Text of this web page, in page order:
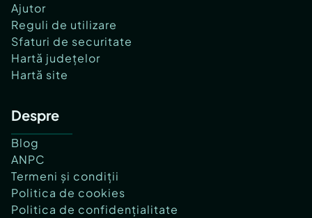
Ajutor
Reguli de utilizare
Sfaturi de securitate
Hartă județelor
Hartă site
Despre
Blog
ANPC
Termeni și condiții
Politica de cookies
Politica de confidențialitate